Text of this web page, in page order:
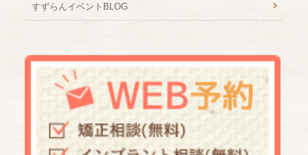
すずらんイベントBLOG